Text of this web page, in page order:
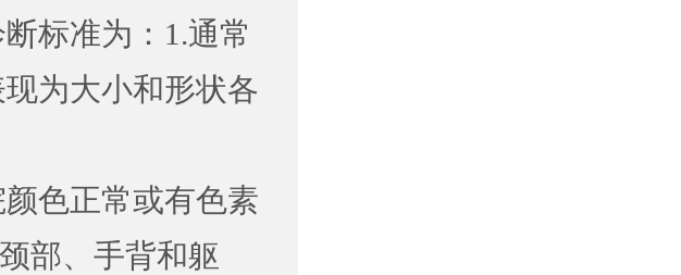
标准为：1.通常
为大小和形状各
颜色正常或有色素
部、手背和躯